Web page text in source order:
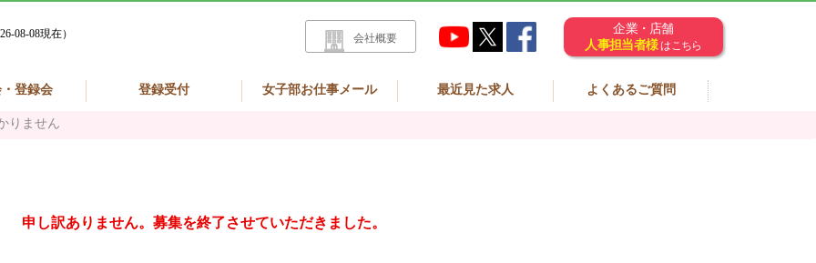
企業・店舗
人事担当者様 はこちら
08-08現在） 会社概要
登録会 登録受付 女子部お仕事メール 最近見た求人 よくあるご質問
りません
申し訳ありません。募集を終了させていただきました。